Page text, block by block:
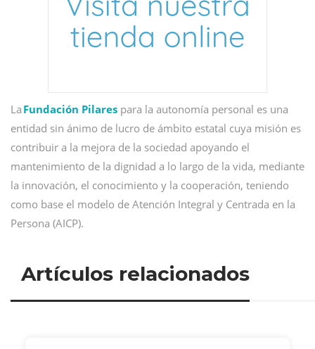
La Fundación Pilares para la autonomía personal es una
entidad sin ánimo de lucro de ámbito estatal cuya misión es
contribuir a la mejora de la sociedad apoyando el
mantenimiento de la dignidad a lo largo de la vida, mediante
la innovación, el conocimiento y la cooperación, teniendo
como base el modelo de Atención Integral y Centrada en la
Persona (AICP).
Artículos relacionados